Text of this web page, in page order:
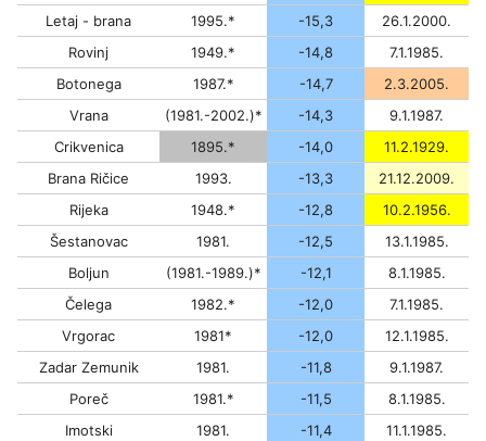
Letaj - brana
1995.* -15,3
26.1.2000.
Rovinj
1949.* -14,8
7.1.1985.
Botonega
1987.* -14,7
2.3.2005.
Vrana
(1981.-2002.)* -14,3
9.1.1987.
Crikvenica
1895.* -14,0
11.2.1929.
Brana Ričice
1993. -13,3
21.12.2009.
Rijeka
1948.* -12,8
10.2.1956.
Šestanovac
1981. -12,5
13.1.1985.
Boljun
(1981.-1989.)* -12,1
8.1.1985.
Čelega
1982.* -12,0
7.1.1985.
Vrgorac
1981* -12,0
12.1.1985.
Zadar Zemunik
1981. -11,8
9.1.1987.
Poreč
1981.* -11,5
8.1.1985.
Imotski
1981. -11,4
11.1.1985.